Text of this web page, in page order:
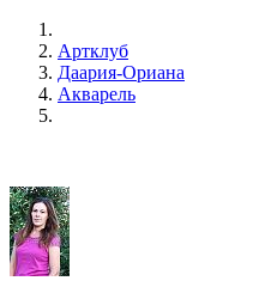
Артклуб
Даария-Ориана
Акварель